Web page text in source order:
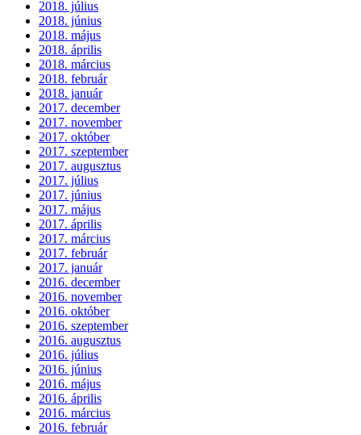
2018. július
2018. június
2018. május
2018. április
2018. március
2018. február
2018. január
2017. december
2017. november
2017. október
2017. szeptember
2017. augusztus
2017. július
2017. június
2017. május
2017. április
2017. március
2017. február
2017. január
2016. december
2016. november
2016. október
2016. szeptember
2016. augusztus
2016. július
2016. június
2016. május
2016. április
2016. március
2016. február